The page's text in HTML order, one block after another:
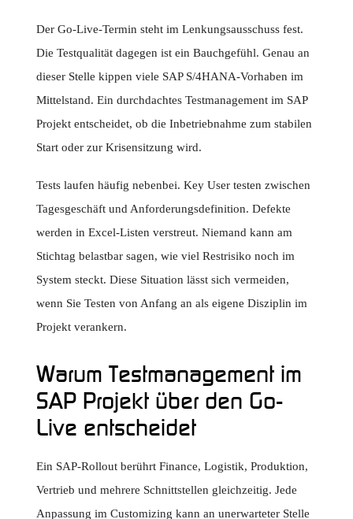
Der Go-Live-Termin steht im Lenkungsausschuss fest.
Die Testqualität dagegen ist ein Bauchgefühl. Genau an
dieser Stelle kippen viele SAP S/4HANA-Vorhaben im
Mittelstand. Ein durchdachtes Testmanagement im SAP
Projekt entscheidet, ob die Inbetriebnahme zum stabilen
Start oder zur Krisensitzung wird.
Tests laufen häufig nebenbei. Key User testen zwischen
Tagesgeschäft und Anforderungsdefinition. Defekte
werden in Excel-Listen verstreut. Niemand kann am
Stichtag belastbar sagen, wie viel Restrisiko noch im
System steckt. Diese Situation lässt sich vermeiden,
wenn Sie Testen von Anfang an als eigene Disziplin im
Projekt verankern.
Warum Testmanagement im
SAP Projekt über den Go-
Live entscheidet
Ein SAP-Rollout berührt Finance, Logistik, Produktion,
Vertrieb und mehrere Schnittstellen gleichzeitig. Jede
Anpassung im Customizing kann an unerwarteter Stelle